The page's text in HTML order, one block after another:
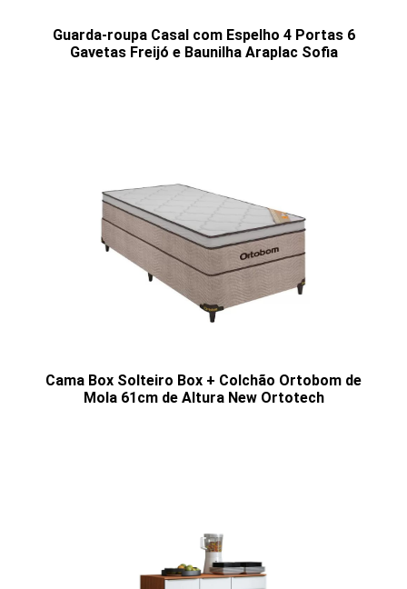
Guarda-roupa Casal com Espelho 4 Portas 6
Gavetas Freijó e Baunilha Araplac Sofia
Cama Box Solteiro Box + Colchão Ortobom de
Mola 61cm de Altura New Ortotech